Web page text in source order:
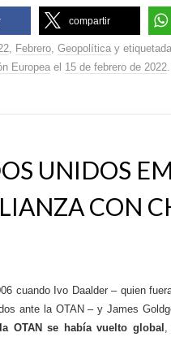
compartir
, Febrero, Geopolítica y
Europea el 15 de febrero de 2022.
UNIDOS
CON
cuando Ivo Daalder – quien
ante la OTAN – y James
la OTAN se había vuelto global ,